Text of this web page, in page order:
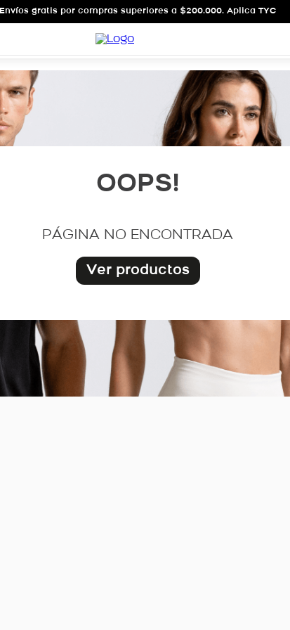
Envíos gratis por compras superiores a $200.000. Aplica TYC
OOPS!
PÁGINA NO ENCONTRADA
Ver productos